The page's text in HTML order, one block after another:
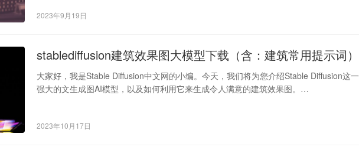
2023年9月19日
stablediffusion建筑效果图大模型下载（含：建筑常用提示词）
大家好，我是Stable Diffusion中文网的小编。今天，我们将为您介绍Stable Diffusion这一
强大的文生成图AI模型，以及如何利用它来生成令人满意的建筑效果图。…
2023年10月17日